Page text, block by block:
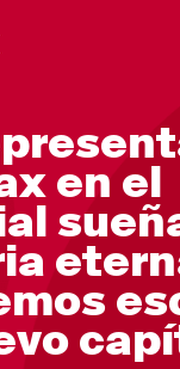
en el